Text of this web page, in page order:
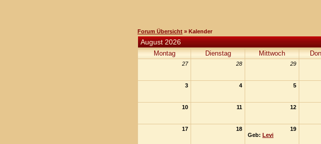
Forum Übersicht » Kalender
August 2026
Montag Dienstag Mittwoch
27 28 29
3 4 5
10 11 12
17 18
19
Geb: Levi